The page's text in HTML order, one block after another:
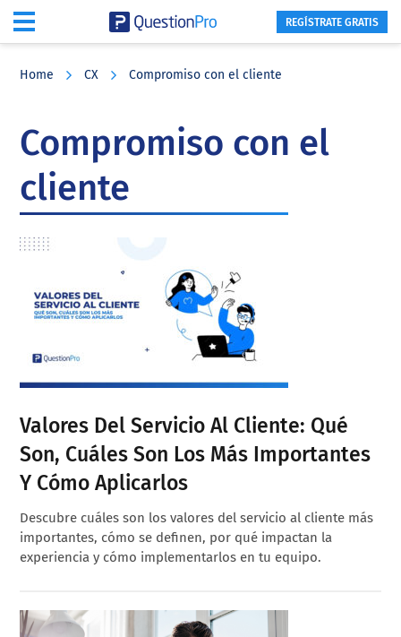
REGÍSTRATE GRATIS
Home CX Compromiso con el cliente
Compromiso con el
cliente
Valores Del Servicio Al Cliente: Qué
Son, Cuáles Son Los Más Importantes
Y Cómo Aplicarlos
Descubre cuáles son los valores del servicio al cliente más
importantes, cómo se definen, por qué impactan la
experiencia y cómo implementarlos en tu equipo.